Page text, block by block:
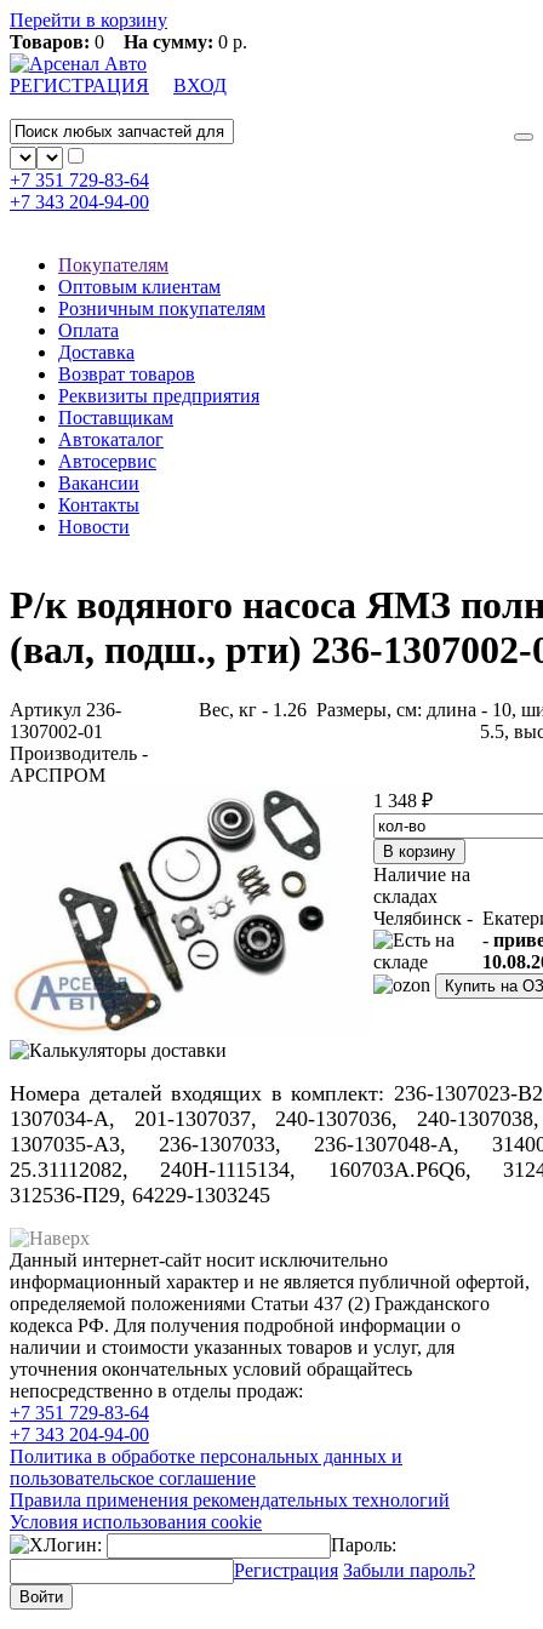
Перейти в корзину
Товаров: 0 На сумму: 0 р.
РЕГИСТРАЦИЯ ВХОД
+7 351 729-83-64
+7 343 204-94-00
Покупателям
Оптовым клиентам
Розничным покупателям
Оплата
Доставка
Возврат товаров
Реквизиты предприятия
Поставщикам
Автокаталог
Автосервис
Вакансии
Контакты
Новости
Р/к водяного насоса ЯМЗ
(вал, подш., рти) 236-1307002-
Артикул 236-
1307002-01
Производитель -
АРСПРОМ
Вес, кг - 1.26 Размеры, см: длина - 10,
5.5,
1 348 ₽
Наличие на
складах
Челябинск -
-
Купить на
Номера деталей входящих в комплект: 236-1307023-
1307034-А, 201-1307037, 240-1307036, 240-
1307035-А3, 236-1307033, 236-1307048-А,
25.31112082, 240Н-1115134, 160703A.P6Q6,
312536-П29, 64229-1303245
Данный интернет-сайт носит исключительно
информационный характер и не является публичной офертой,
определяемой положениями Статьи 437 (2) Гражданского
кодекса РФ. Для получения подробной информации о
наличии и стоимости указанных товаров и услуг, для
уточнения окончательных условий обращайтесь
непосредственно в отделы продаж:
+7 351 729-83-64
+7 343 204-94-00
Политика в обработке персональных данных и
пользовательское соглашение
Правила применения рекомендательных технологий
Условия использования cookie
Логин:
Пароль:
Регистрация Забыли пароль?